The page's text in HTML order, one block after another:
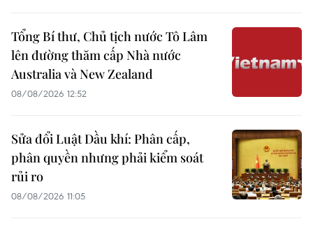
Tổng Bí thư, Chủ tịch nước Tô Lâm
lên đường thăm cấp Nhà nước
Australia và New Zealand
08/08/2026 12:52
Sửa đổi Luật Dầu khí: Phân cấp,
phân quyền nhưng phải kiểm soát
rủi ro
08/08/2026 11:05